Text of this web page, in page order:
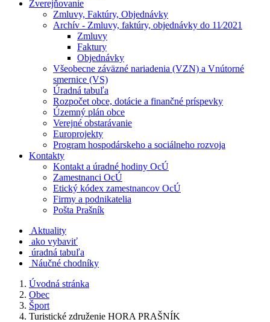
Zverejňovanie
Zmluvy, Faktúry, Objednávky
Archív - Zmluvy, faktúry, objednávky do 11⁄2021
Zmluvy
Faktury
Objednávky
Všeobecne záväzné nariadenia (VZN) a Vnútorné
smernice (VS)
Úradná tabuľa
Rozpočet obce, dotácie a finančné príspevky
Územný plán obce
Verejné obstarávanie
Europrojekty
Program hospodárskeho a sociálneho rozvoja
Kontakty
Kontakt a úradné hodiny OcÚ
Zamestnanci OcÚ
Etický kódex zamestnancov OcÚ
Firmy a podnikatelia
Pošta Prašník
Aktuality
ako vybaviť
úradná tabuľa
Náučné chodníky
Úvodná stránka
Obec
Šport
Turistické združenie HORA PRAŠNÍK